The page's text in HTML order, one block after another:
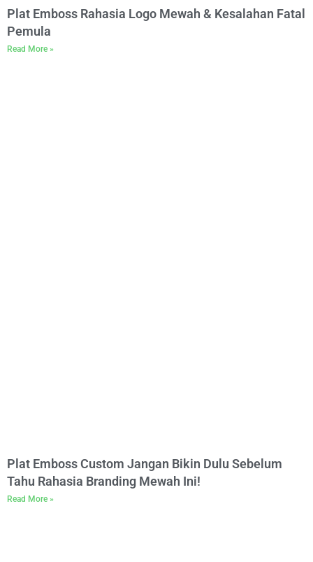
Plat Emboss Rahasia Logo Mewah & Kesalahan Fatal
Pemula
Read More »
Plat Emboss Custom Jangan Bikin Dulu Sebelum
Tahu Rahasia Branding Mewah Ini!
Read More »